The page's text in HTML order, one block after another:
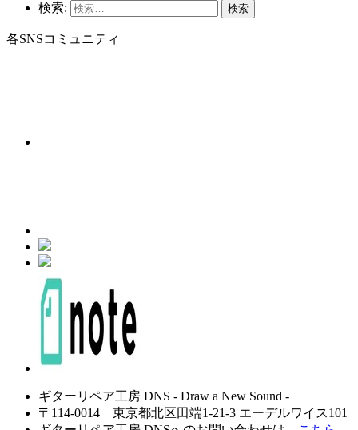
検索:
各SNSコミュニティ
ギターリペア工房 DNS - Draw a New Sound -
〒114-0014 東京都北区田端1-21-3 エーデルワイス101